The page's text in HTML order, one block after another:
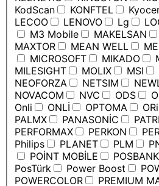
KodScan
KONFTEL
LECOO
LENOVO Lg
M3 Mobile
MAKELSAN
MAXTOR
MEAN WELL
MICROSOFT
MIKADO
MILESIGHT
MOLIX MSI
NEOFORZA
NETSIM
NOVACOM
NVC ODS
Onli
ONLİ OPTOMA
PALMX
PANASONİC
PERFORMAX
PERKON
Philips
PLANET PLM
POİNT MOBİLE
POSBANK
PosTürk
Power Boost
POWERCOLOR
PREMIUM